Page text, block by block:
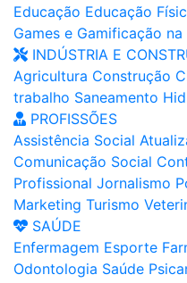
Educação Educação
Games e Gamificação
INDÚSTRIA E
Agricultura Construção
trabalho Saneamento
PROFISSÕES
Assistência Social
Comunicação Social
Profissional Jornalismo
Marketing Turismo
SAÚDE
Enfermagem Esporte
Odontologia Saúde